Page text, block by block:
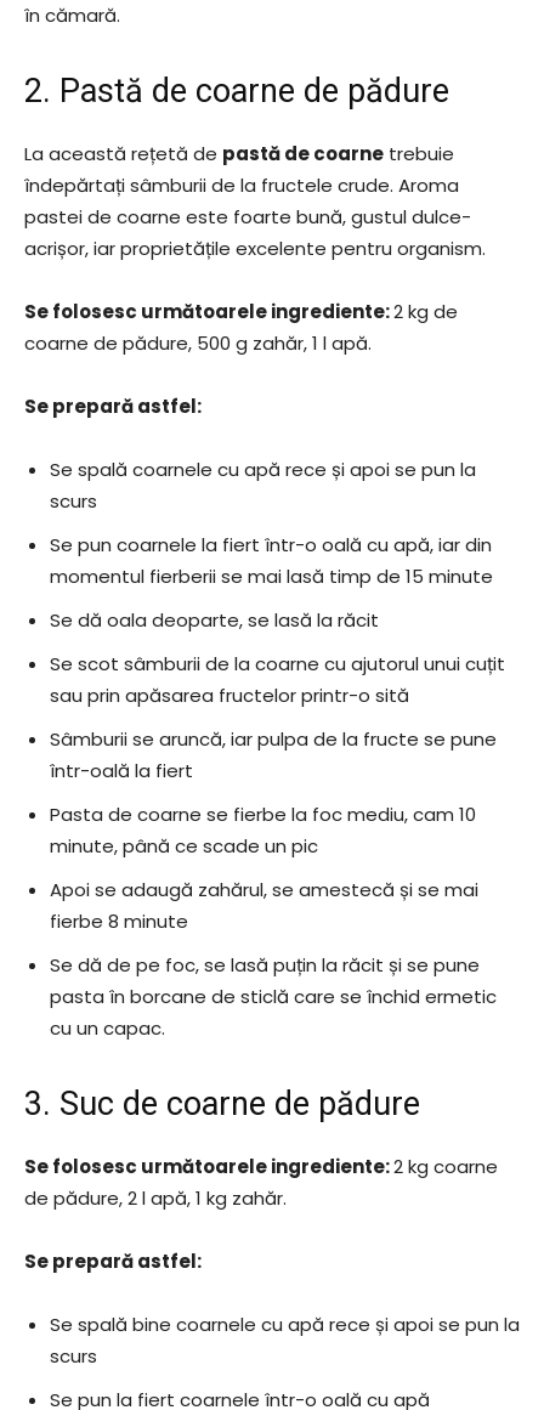
în cămară.
2. Pastă de coarne de pădure
La această rețetă de pastă de coarne trebuie
îndepărtați sâmburii de la fructele crude. Aroma
pastei de coarne este foarte bună, gustul dulce-
acrișor, iar proprietățile excelente pentru organism.
Se folosesc următoarele ingrediente:2 kg de
coarne de pădure, 500 g zahăr, 1 l apă.
Se prepară astfel:
Se spală coarnele cu apă rece și apoi se pun la
scurs
Se pun coarnele la fiert într-o oală cu apă, iar din
momentul fierberii se mai lasă timp de 15 minute
Se dă oala deoparte, se lasă la răcit
Se scot sâmburii de la coarne cu ajutorul unui cuțit
sau prin apăsarea fructelor printr-o sită
Sâmburii se aruncă, iar pulpa de la fructe se pune
într-oală la fiert
Pasta de coarne se fierbe la foc mediu, cam 10
minute, până ce scade un pic
Apoi se adaugă zahărul, se amestecă și se mai
fierbe 8 minute
Se dă de pe foc, se lasă puțin la răcit și se pune
pasta în borcane de sticlă care se închid ermetic
cu un capac.
3. Suc de coarne de pădure
Se folosesc următoarele ingrediente:2 kg coarne
de pădure, 2 l apă, 1 kg zahăr.
Se prepară astfel:
Se spală bine coarnele cu apă rece și apoi se pun la
scurs
Se pun la fiert coarnele într-o oală cu apă